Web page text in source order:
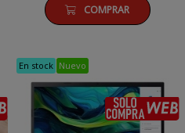
COMPRAR
SÓLO COMPRA WEB
En stock Nuevo